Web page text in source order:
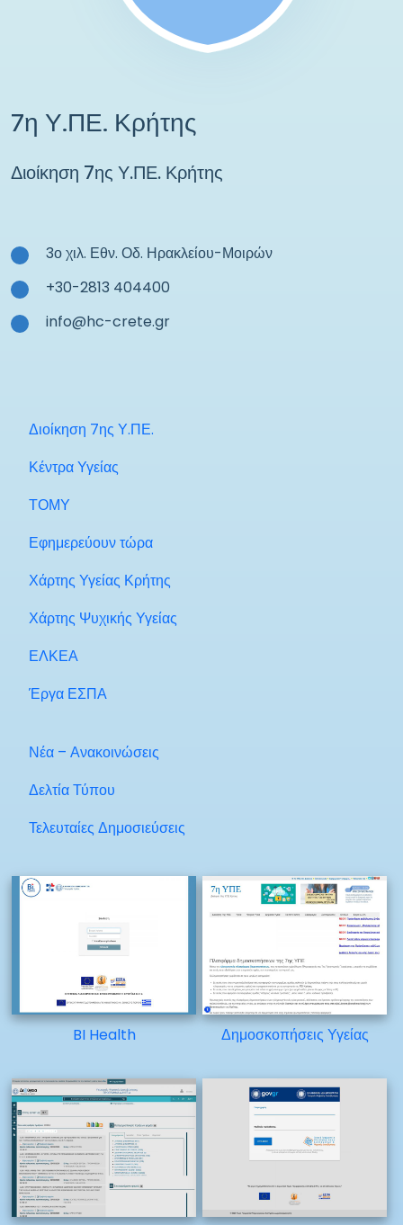
7η Υ.ΠΕ. Κρήτης
Διοίκηση 7ης Υ.ΠΕ. Κρήτης
3ο χιλ. Εθν. Οδ. Ηρακλείου-Μοιρών
+30-2813 404400
info@hc-crete.gr
Διοίκηση 7ης Υ.ΠΕ.
Κέντρα Υγείας
ΤΟΜΥ
Εφημερεύουν τώρα
Χάρτης Υγείας Κρήτης
Χάρτης Ψυχικής Υγείας
ΕΛΚΕΑ
Έργα ΕΣΠΑ
Νέα – Ανακοινώσεις
Δελτία Τύπου
Τελευταίες Δημοσιεύσεις
BI Health Δημοσκοπήσεις Υγείας